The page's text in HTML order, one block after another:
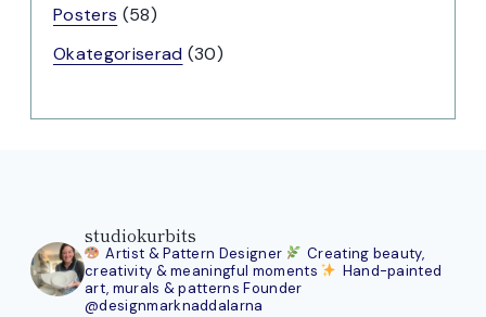
Posters 5858
produkter
Okategoriserad 3030
studiokurbits
Artist & Pattern Designer
Creating beauty,
creativity & meaningful moments
Hand-painted
art, murals & patterns Founder
@designmarknaddalarna